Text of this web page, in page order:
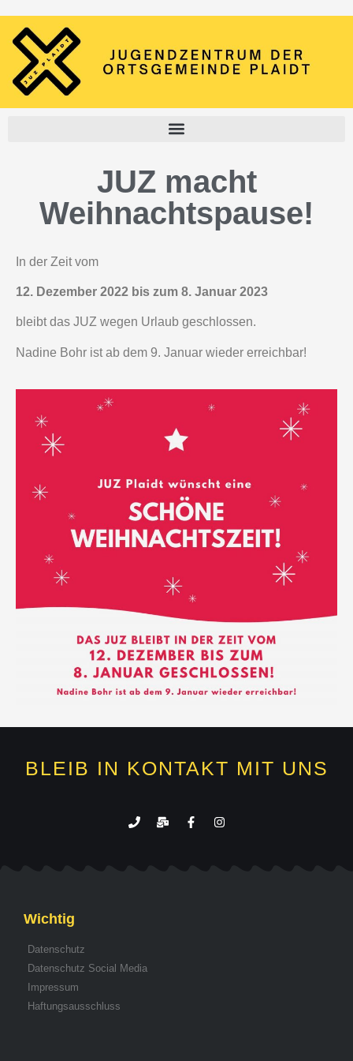
JUZ macht
Weihnachtspause!
In der Zeit vom
12. Dezember 2022 bis zum 8. Januar 2023
bleibt das JUZ wegen Urlaub geschlossen.
Nadine Bohr ist ab dem 9. Januar wieder erreichbar!
BLEIB IN KONTAKT MIT UNS
Wichtig
Datenschutz
Datenschutz Social Media
Impressum
Haftungsausschluss